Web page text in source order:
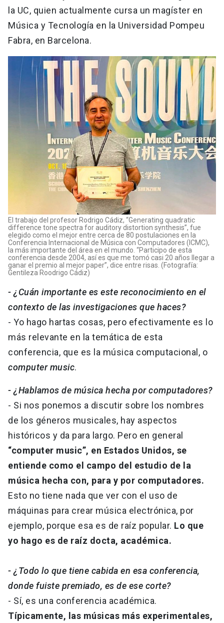
la UC, quien actualmente cursa un magíster en
Música y Tecnología en la Universidad Pompeu
Fabra, en Barcelona.
El trabajo del profesor Rodrigo Cádiz, “Generating quadratic
difference tone spectra for auditory distortion synthesis”, fue
elegido como el mejor entre cerca de 80 postulaciones en la
Conferencia Internacional de Música con Computadores (ICMC),
la más importante del área en el mundo. “Participo de esta
conferencia desde 2004, así es que me tomó casi 20 años llegar a
ganar el premio al mejor paper”, dice entre risas. (Fotografía:
Gentileza Roodrigo Cádiz)
- ¿Cuán importante es este reconocimiento en el
contexto de las investigaciones que haces?
- Yo hago hartas cosas, pero efectivamente es lo
más relevante en la temática de esta
conferencia, que es la música computacional, o
computer music.
- ¿Hablamos de música hecha por computadores?
- Si nos ponemos a discutir sobre los nombres
de los géneros musicales, hay aspectos
históricos y da para largo. Pero en general
“computer music”, en Estados Unidos, se
entiende como el campo del estudio de la
música hecha con, para y por computadores.
Esto no tiene nada que ver con el uso de
máquinas para crear música electrónica, por
ejemplo, porque esa es de raíz popular. Lo que
yo hago es de raíz docta, académica.
- ¿Todo lo que tiene cabida en esa conferencia,
donde fuiste premiado, es de ese corte?
- Sí, es una conferencia académica.
Típicamente, las músicas más experimentales,